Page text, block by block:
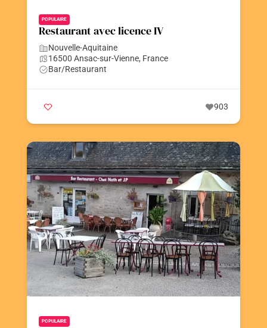
POPULAIRE
Restaurant avec licence IV
Nouvelle-Aquitaine
16500 Ansac-sur-Vienne, France
Bar/Restaurant
903
POPULAIRE